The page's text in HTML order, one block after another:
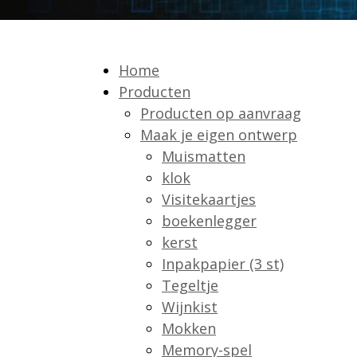
Home
Producten
Producten op aanvraag
Maak je eigen ontwerp
Muismatten
klok
Visitekaartjes
boekenlegger
kerst
Inpakpapier (3 st)
Tegeltje
Wijnkist
Mokken
Memory-spel